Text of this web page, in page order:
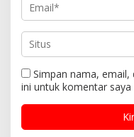
Simpan nama, email,
ini untuk komentar saya